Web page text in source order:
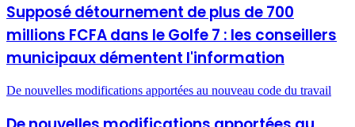
Supposé détournement de plus de 700
millions FCFA dans le Golfe 7 : les conseillers
municipaux démentent l'information
De nouvelles modifications apportées au nouveau code du travail